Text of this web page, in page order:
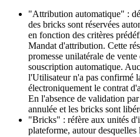
"Attribution automatique" :
des bricks sont réservées
en fonction des critères
Mandat d'attribution. Cette
promesse unilatérale de
souscription automatique.
l'Utilisateur n'a pas confirmé
électroniquement le contrat
En l'absence de validation
annulée et les bricks sont
"Bricks" : réfère aux unités
plateforme, autour